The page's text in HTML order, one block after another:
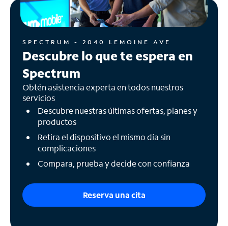
SPECTRUM - 2040 LEMOINE AVE
Descubre lo que te espera en
Spectrum
Obtén asistencia experta en todos nuestros
servicios
Descubre nuestras últimas ofertas, planes y
productos
Retira el dispositivo el mismo día sin
complicaciones
Compara, prueba y decide con confianza
Reserva una cita